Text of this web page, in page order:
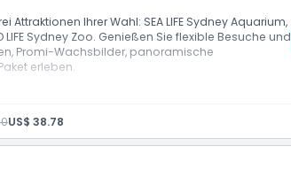
und besuchen Sie diese Tour-Option wann
Ihrer Wahl: SEA LIFE Sydney Aquarium,
Sydney Zoo. Genießen Sie flexible Besuche und
Promi-Wachsbilder, panoramische
erleben.
Reiseplan
Stadtaussichtsplattformen und Promi-
US$ 38.78